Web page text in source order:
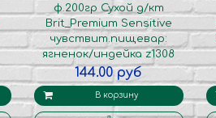
ф.200гр Сухой д/кт
Brit_Premium Sensitive
чувствит.пищевар:
ягненок/индейка z1308
144.00 руб
В корзину